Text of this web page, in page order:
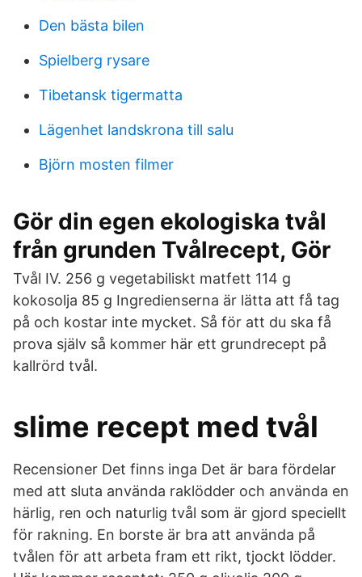
Den bästa bilen
Spielberg rysare
Tibetansk tigermatta
Lägenhet landskrona till salu
Björn mosten filmer
Gör din egen ekologiska tvål
från grunden Tvålrecept, Gör
Tvål IV. 256 g vegetabiliskt matfett 114 g
kokosolja 85 g Ingredienserna är lätta att få tag
på och kostar inte mycket. Så för att du ska få
prova själv så kommer här ett grundrecept på
kallrörd tvål.
slime recept med tvål
Recensioner Det finns inga Det är bara fördelar
med att sluta använda raklödder och använda en
härlig, ren och naturlig tvål som är gjord speciellt
för rakning. En borste är bra att använda på
tvålen för att arbeta fram ett rikt, tjockt lödder.